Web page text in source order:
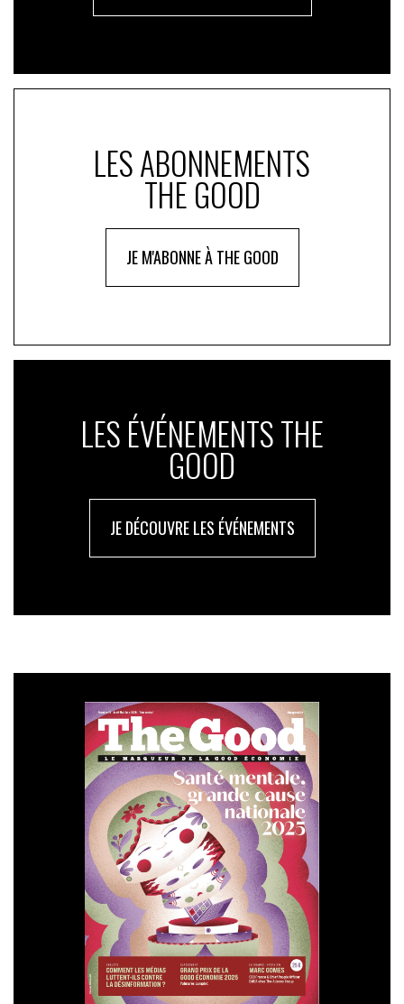
LES ABONNEMENTS
THE GOOD
JE M'ABONNE À THE GOOD
LES ÉVÉNEMENTS THE
GOOD
JE DÉCOUVRE LES ÉVÉNEMENTS